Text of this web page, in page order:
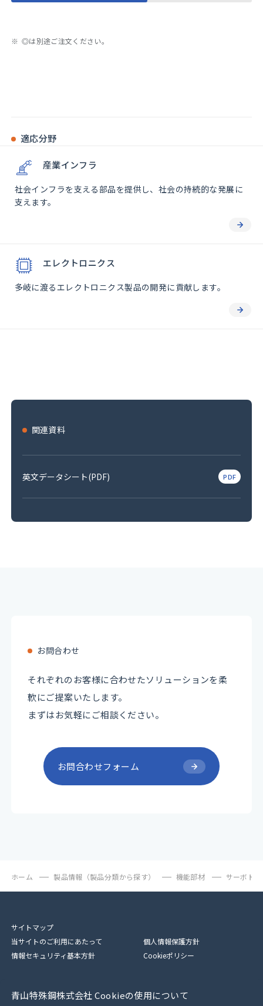
◎は別途ご注文ください。
適応分野
産業インフラ
社会インフラを支える部品を提供し、社会の持続的な発展に
支えます。
エレクトロニクス
多岐に渡るエレクトロニクス製品の開発に貢献します。
関連資料
英文データシート(PDF)
お問合わせ
それぞれのお客様に合わせたソリューションを柔
軟にご提案いたします。
まずはお気軽にご相談ください。
お問合わせフォーム
ホーム 製品情報（製品分類から探す） 機能部材 サーボド
サイトマップ
当サイトのご利用にあたって
個人情報保護方針
情報セキュリティ基本方針
Cookieポリシー
青山特殊鋼株式会社 Cookieの使用について